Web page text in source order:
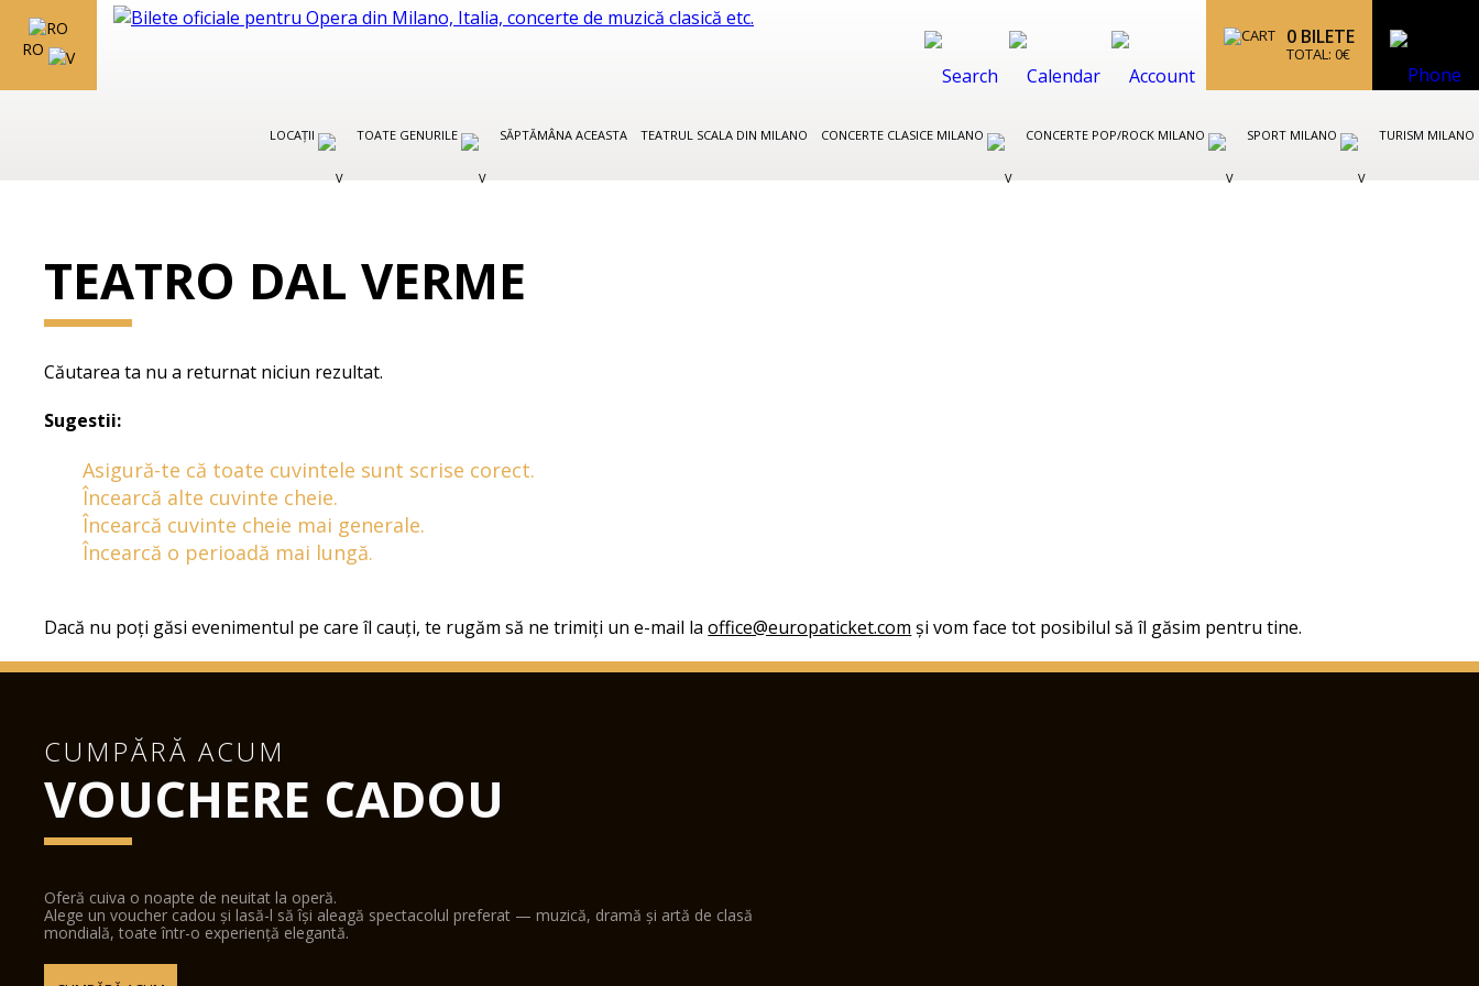
RO
0 BILETE
TOTAL: 0€
LOCAȚII TOATE GENURILE SĂPTĂMÂNA ACEASTA TEATRUL SCALA DIN MILANO CONCERTE CLASICE MILANO CONCERTE POP/ROCK MILANO SPORT MILANO TURISM MILANO
TEATRO DAL VERME
Căutarea ta nu a returnat niciun rezultat.
Sugestii:
Asigură-te că toate cuvintele sunt scrise corect.
Încearcă alte cuvinte cheie.
Încearcă cuvinte cheie mai generale.
Încearcă o perioadă mai lungă.
Dacă nu poți găsi evenimentul pe care îl cauți, te rugăm să ne trimiți un e-mail laoffice@europaticket.com și vom face tot posibilul să îl găsim pentru tine.
CUMPĂRĂ ACUM
VOUCHERE CADOU
Oferă cuiva o noapte de neuitat la operă.
Alege un voucher cadou și lasă-l să își aleagă spectacolul preferat — muzică, dramă și artă de clasă
mondială, toate într-o experiență elegantă.